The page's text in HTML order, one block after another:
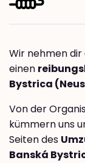
Wir nehmen
einen
Bystrica
Von der
kümmern uns
Seiten des
Banská